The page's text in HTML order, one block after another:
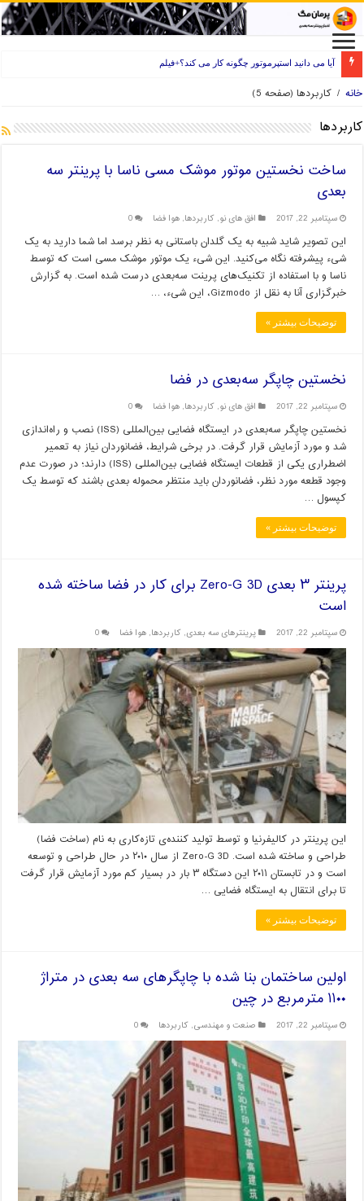
راه های انتخاب فیلامنت خوب برای پرینتر سه بعدی
خانه / کاربردها (صفحه 5)
کاربردها
ساخت نخستین موتور موشک مسی ناسا با پرینتر سه‌
بعدی
سپتامبر 22, 2017 افق های نو, کاربردها,هوا فضا 0
این تصویر شاید شبیه به یک گلدان باستانی به نظر برسد اما شما دارید به یک
شیء پیشرفته نگاه می‌کنید. این شیء یک موتور موشک مسی است که توسط
ناسا و با استفاده از تکنیک‌های پرینت سه‌بعدی درست شده است. به گزارش
خبرگزاری آنا به نقل از Gizmodo، این شیء، …
توضیحات بیشتر »
نخستین چاپگر سه‌بعدی در فضا
سپتامبر 22, 2017 افق های نو, کاربردها,هوا فضا 0
نخستین چاپگر سه‌بعدی در ایستگاه فضایی بین‌المللی (ISS) نصب و راه‌اندازی
شد و مورد آزمایش قرار گرفت. در برخی شرایط، فضانوردان نیاز به تعمیر
اضطراری یکی از قطعات ایستگاه فضایی بین‌المللی (ISS) دارند؛ در صورت عدم
وجود قطعه مورد نظر، فضانوردان باید منتظر محموله بعدی باشند که توسط یک
کپسول …
توضیحات بیشتر »
پرینتر ۳ بعدی Zero-G 3D برای کار در فضا ساخته شده
است
سپتامبر 22, 2017 پرینترهای سه بعدی, کاربردها,هوا فضا 0
این پرینتر در کالیفرنیا و توسط تولید کننده‌ی تازه‌کاری به نام (ساخت فضا)
طراحی و ساخته شده است. Zero-G 3D از سال ۲۰۱۰ در حال طراحی و توسعه
است و در تابستان ۲۰۱۱ این دستگاه ۳ بار در بسیار کم مورد آزمایش قرار گرفت
تا برای انتقال به ایستگاه فضایی …
توضیحات بیشتر »
اولین ساختمان بنا شده با چاپگرهای سه بعدی در متراژ
۱۱۰۰ مترمربع در چین
سپتامبر 22, 2017 صنعت و مهندسی, کاربردها 0